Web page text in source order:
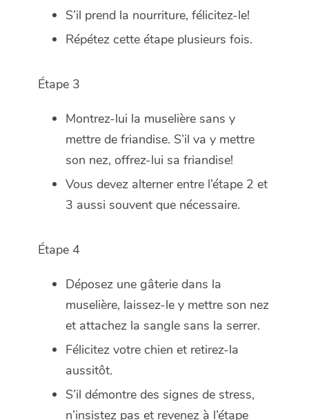
S’il prend la nourriture, félicitez-le!
Répétez cette étape plusieurs fois.
Étape 3
Montrez-lui la muselière sans y
mettre de friandise. S’il va y mettre
son nez, offrez-lui sa friandise!
Vous devez alterner entre l’étape 2 et
3 aussi souvent que nécessaire.
Étape 4
Déposez une gâterie dans la
muselière, laissez-le y mettre son nez
et attachez la sangle sans la serrer.
Félicitez votre chien et retirez-la
aussitôt.
S’il démontre des signes de stress,
n’insistez pas et revenez à l’étape